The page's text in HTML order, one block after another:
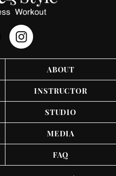
ABOUT
INSTRUCTOR
STUDIO
MEDIA
FAQ